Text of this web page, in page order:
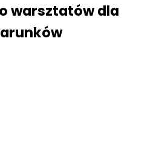
warsztatów dla